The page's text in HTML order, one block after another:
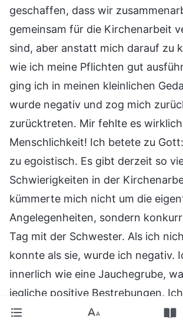
geschaffen, dass wir
gemeinsam für die Kirchenarbeit
sind, aber anstatt mich darauf zu
wie ich meine Pflichten gut
ging ich in meinen kleinlichen
wurde negativ und zog mich
zurücktreten. Mir fehlte es
Menschlichkeit! Ich betete zu
zu egoistisch. Es gibt derzeit so
Schwierigkeiten in der
kümmerte mich nicht um die
Angelegenheiten, sondern
Tag mit der Schwester. Als ich
konnte als sie, wurde ich negativ.
innerlich wie eine Jauchegrube,
jegliche positive Bestrebungen.
selbst, sondern verzögerte auch